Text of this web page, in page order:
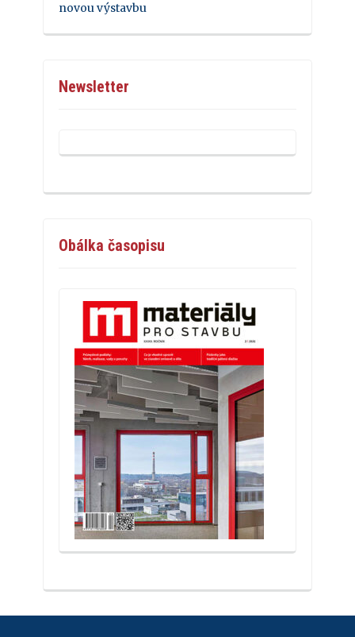
novou výstavbu
Newsletter
Obálka časopisu